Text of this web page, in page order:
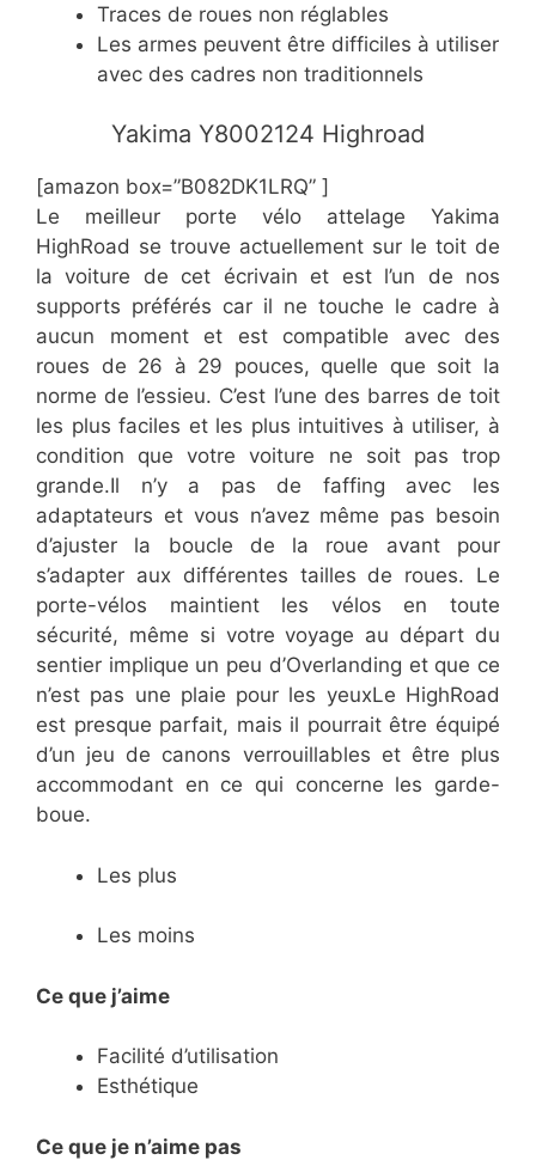
​Traces de roues non réglables
​Les armes peuvent être difficiles à utiliser
avec des cadres non traditionnels
​Yakima Y8002124 Highroad
[amazon box=”​​B082DK1LRQ” ]
​Le meilleur porte vélo attelage Yakima
HighRoad se trouve actuellement sur le toit de
la voiture de cet écrivain et est l’un de nos
supports préférés car il ne touche le cadre à
aucun moment et est compatible avec des
roues de 26 à 29 pouces, quelle que soit la
norme de l’essieu. C’est l’une des barres de toit
les plus faciles et les plus intuitives à utiliser, à
condition que votre voiture ne soit pas trop
grande.Il n’y a pas de faffing avec les
adaptateurs et vous n’avez même pas besoin
d’ajuster la boucle de la roue avant pour
s’adapter aux différentes tailles de roues. Le
porte-vélos maintient les vélos en toute
sécurité, même si votre voyage au départ du
sentier implique un peu d’Overlanding et que ce
n’est pas une plaie pour les yeuxLe HighRoad
est presque parfait, mais il pourrait être équipé
d’un jeu de canons verrouillables et être plus
accommodant en ce qui concerne les garde-
boue.
Les plus
Les moins
Ce que j’aime
​Facilité d’utilisation
​Esthétique
Ce que je n’aime pas